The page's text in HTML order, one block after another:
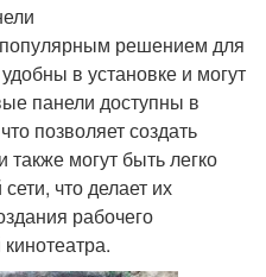
решением для
в установке и могут
панели доступны в
позволяет создать
могут быть легко
что делает их
рабочего